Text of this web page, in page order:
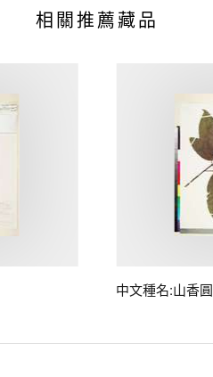
相關推薦藏品
中文種名:山香圓